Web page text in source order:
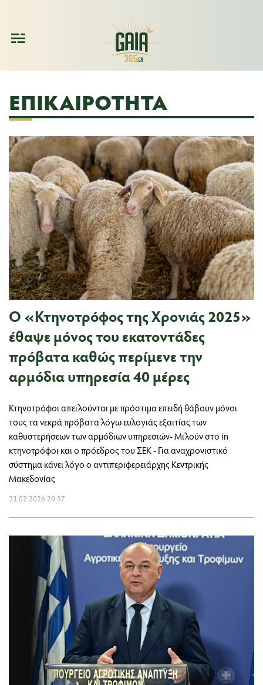
ΕΠΙΚΑΙΡΌΤΗΤΑ
Ο «Κτηνοτρόφος της Χρονιάς 2025»
έθαψε μόνος του εκατοντάδες
πρόβατα καθώς περίμενε την
αρμόδια υπηρεσία 40 μέρες
Κτηνοτρόφοι απειλούνται με πρόστιμα επειδή θάβουν μόνοι
τους τα νεκρά πρόβατα λόγω ευλογιάς εξαιτίας των
καθυστερήσεων των αρμόδιων υπηρεσιών- Μιλούν στο in
κτηνοτρόφοι και ο πρόεδρος του ΣΕΚ - Για αναχρονιστικό
σύστημα κάνει λόγο ο αντιπεριφερειάρχης Κεντρικής
Μακεδονίας
23.02.2026 20:57